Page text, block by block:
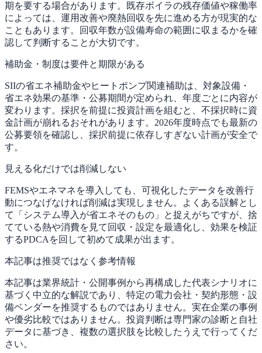
期を要する場合があります。既存ボイラの残存価値や稼働率
によっては、運用改善や廃熱回収を先に進める方が現実的な
こともあります。回収年数が設備寿命の範囲に収まるかを確
認して判断することが大切です。
補助金・制度は要件と期限がある
SIIの省エネ補助金やヒートポンプ関連補助は、対象設備・
省エネ効果の基準・公募期間が定められ、年度ごとに内容が
変わります。採択を前提に投資計画を組むと、不採択時に資
金計画が崩れるおそれがあります。2026年度時点でも最新の
公募要領を確認し、採択前提に依存しすぎない計画が安全で
す。
見える化だけでは削減しない
FEMSやエネマネを導入しても、可視化したデータを改善行
動につなげなければ削減は実現しません。よくある誤解とし
て「システム導入が省エネそのもの」と捉えがちですが、捨
てている熱や消費を見て回収・設定を最適化し、効果を検証
するPDCAを回して初めて成果が出ます。
本記事は推奨ではなく参考情報
本記事は業界統計・公開事例から再構成した代表シナリオに
基づく中立的な解説であり、特定の電力会社・契約形態・設
備ベンダーを推奨するものではありません。実在企業の事例
や優劣比較ではありません。投資判断は専門家の診断と自社
データに基づき、複数の選択肢を比較したうえで行ってくだ
さい。